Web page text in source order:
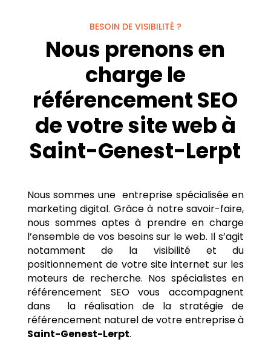
BESOIN DE VISIBILITÉ ?
Nous prenons en
charge le
référencement SEO
de votre site web à
Saint-Genest-Lerpt
Nous sommes une entreprise spécialisée en
marketing digital. Grâce à notre savoir-faire,
nous sommes aptes à prendre en charge
l’ensemble de vos besoins sur le web. Il s’agit
notamment de la visibilité et du
positionnement de votre site internet sur les
moteurs de recherche. Nos spécialistes en
référencement SEO vous accompagnent
dans la réalisation de la stratégie de
référencement naturel de votre entreprise à
Saint-Genest-Lerpt.